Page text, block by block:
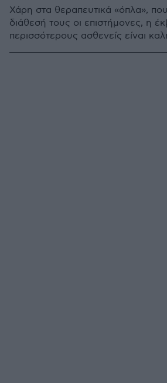
Χάρη στα θεραπευτικά «όπλα»,
διάθεσή τους οι επιστήμονες, η
περισσότερους ασθενείς είναι